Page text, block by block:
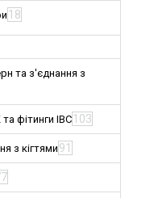
18
та з'єднання з
фітинги IBC 103
з кігтями 91